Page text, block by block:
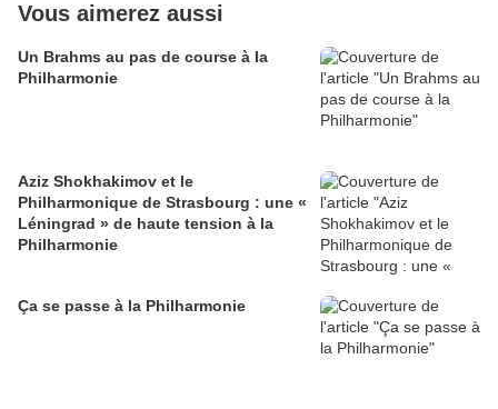
Vous aimerez aussi
Un Brahms au pas de course à la
Philharmonie
Aziz Shokhakimov et le
Philharmonique de Strasbourg : une «
Léningrad » de haute tension à la
Philharmonie
Ça se passe à la Philharmonie